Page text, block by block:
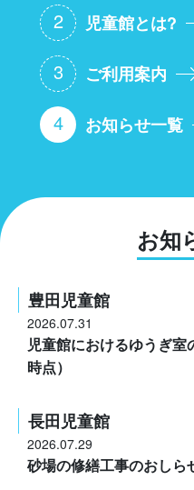
2 児童館とは?
3 ご利用案内
4 お知らせ一覧
お知
豊田児童館
2026.07.31
児童館におけるゆうぎ
時点）
長田児童館
2026.07.29
砂場の修繕工事のおしら